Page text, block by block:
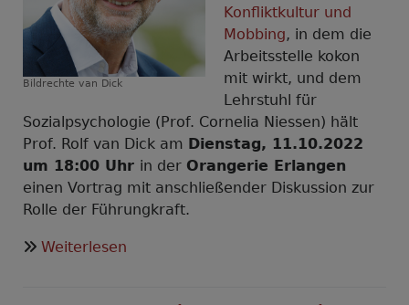
Bildrechte van Dick
Konfliktkultur und
Mobbing, in dem die
Arbeitsstelle kokon
mit wirkt, und dem
Lehrstuhl für
Sozialpsychologie (Prof. Cornelia Niessen) hält
Prof. Rolf van Dick am Dienstag, 11.10.2022
um 18:00 Uhr in der Orangerie Erlangen
einen Vortrag mit anschließender Diskussion zur
Rolle der Führungkraft.
Weiterlesen